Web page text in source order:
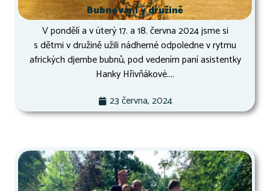
Bubnování v družině
V pondělí a v úterý 17. a 18. června 2024 jsme si
s dětmi v družině užili nádherné odpoledne v rytmu
afrických djembe bubnů, pod vedením paní asistentky
Hanky Hřivňákové....
23 června, 2024